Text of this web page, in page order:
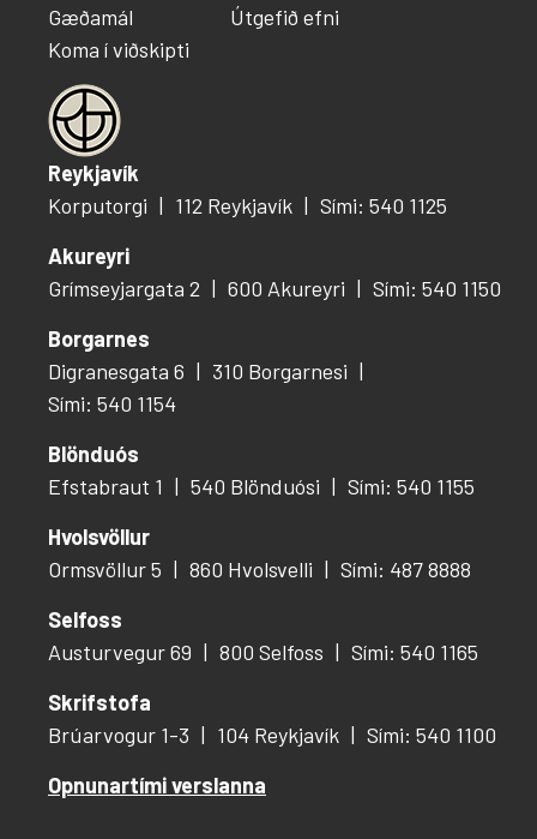
Reykjavík
Korputorgi
112 Reykjavík
Sími: 540 1125
Akureyri
Grímseyjargata 2
600 Akureyri
Sími: 540 1150
Borgarnes
Digranesgata 6
310 Borgarnesi
Sími: 540 1154
Blönduós
Efstabraut 1
540 Blönduósi
Sími: 540 1155
Hvolsvöllur
Ormsvöllur 5
860 Hvolsvelli
Sími: 487 8888
Selfoss
Austurvegur 69
800 Selfoss
Sími: 540 1165
Skrifstofa
Brúarvogur 1-3
104 Reykjavík
Sími: 540 1100
Opnunartími verslanna
Gæðamál
Koma í viðskipti
Útgefið efni